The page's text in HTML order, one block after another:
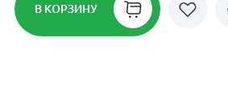
В КОРЗИНУ